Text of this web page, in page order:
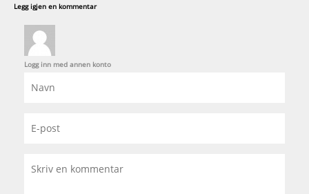
Legg igjen en kommentar
Logg inn med annen konto